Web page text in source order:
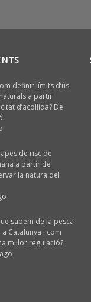
definir límits d’ús
a partir
d’acollida? De
de risc de
a partir de
la natura del
sabem de la pesca
Catalunya i com
millor regulació?